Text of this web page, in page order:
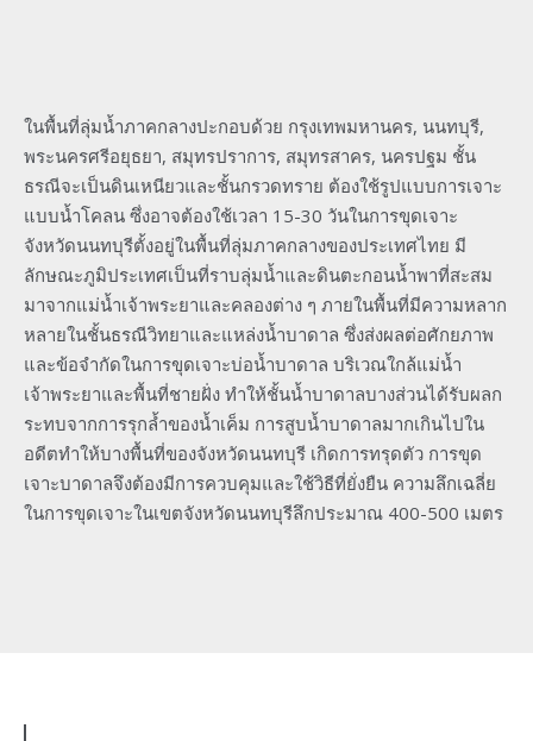
ในพื้นที่ลุ่มน้ำภาคกลางปะกอบด้วย กรุงเทพมหานคร, นนทบุรี,
พระนครศรีอยุธยา, สมุทรปราการ, สมุทรสาคร, นครปฐม ชั้น
ธรณีจะเป็นดินเหนียวและชั้นกรวดทราย ต้องใช้รูปแบบการเจาะ
แบบน้ำโคลน ซึ่งอาจต้องใช้เวลา 15-30 วันในการขุดเจาะ
จังหวัดนนทบุรีตั้งอยู่ในพื้นที่ลุ่มภาคกลางของประเทศไทย มี
ลักษณะภูมิประเทศเป็นที่ราบลุ่มน้ำและดินตะกอนน้ำพาที่สะสม
มาจากแม่น้ำเจ้าพระยาและคลองต่าง ๆ ภายในพื้นที่มีความหลาก
หลายในชั้นธรณีวิทยาและแหล่งน้ำบาดาล ซึ่งส่งผลต่อศักยภาพ
และข้อจำกัดในการขุดเจาะบ่อน้ำบาดาล บริเวณใกล้แม่น้ำ
เจ้าพระยาและพื้นที่ชายฝั่ง ทำให้ชั้นน้ำบาดาลบางส่วนได้รับผลก
ระทบจากการรุกล้ำของน้ำเค็ม การสูบน้ำบาดาลมากเกินไปใน
อดีตทำให้บางพื้นที่ของจังหวัดนนทบุรี เกิดการทรุดตัว การขุด
เจาะบาดาลจึงต้องมีการควบคุมและใช้วิธีที่ยั่งยืน ความลึกเฉลี่ย
ในการขุดเจาะในเขตจังหวัดนนทบุรีลึกประมาณ 400-500 เมตร